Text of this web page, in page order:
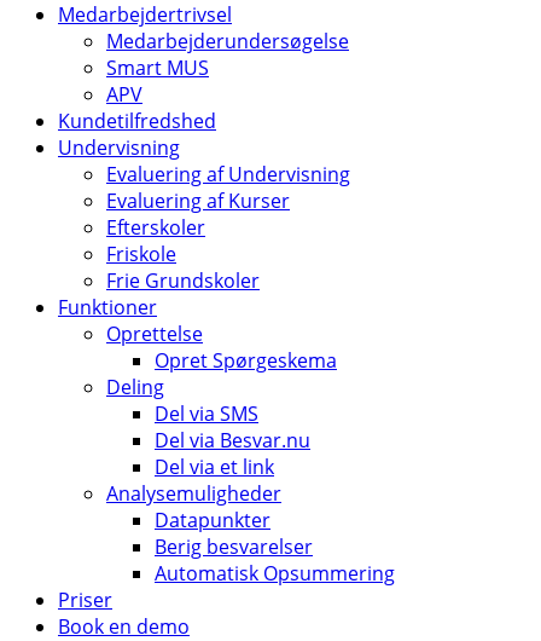
Medarbejdertrivsel
Medarbejderundersøgelse
Smart MUS
APV
Kundetilfredshed
Undervisning
Evaluering af Undervisning
Evaluering af Kurser
Efterskoler
Friskole
Frie Grundskoler
Funktioner
Oprettelse
Opret Spørgeskema
Deling
Del via SMS
Del via Besvar.nu
Del via et link
Analysemuligheder
Datapunkter
Berig besvarelser
Automatisk Opsummering
Priser
Book en demo